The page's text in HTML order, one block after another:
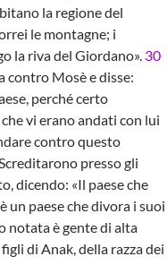
la regione del
le montagne; i
la riva del Giordano». 30
contro Mosè e disse:
perché certo
vi erano andati con lui
contro questo
presso gli
dicendo: «Il paese che
paese che divora i suoi
notata è gente di alta
di Anak, della razza dei